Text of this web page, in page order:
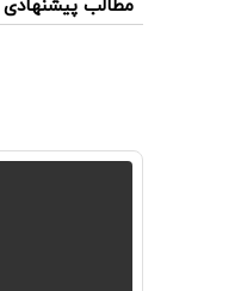
مطالب پیشنهادی